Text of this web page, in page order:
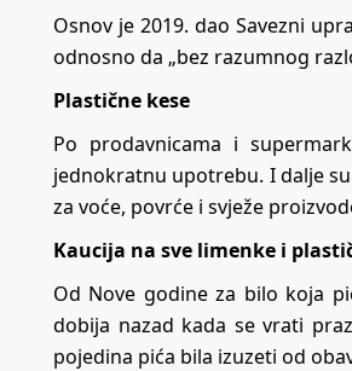
Osnov je 2019. dao Savezni
odnosno da „bez razumnog
Plastične kese
Po prodavnicama i
jednokratnu upotrebu. I dalje
za voće, povrće i svježe
Kaucija na sve limenke i
Od Nove godine za bilo koja
dobija nazad kada se vrati
pojedina pića bila izuzeti od